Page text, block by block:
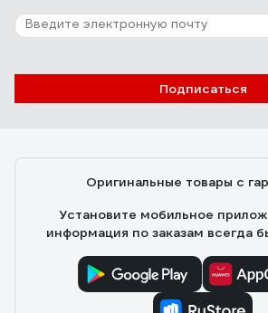
Подписаться
Оригинальные товары с
Установите мобильное
информация по заказам всегда